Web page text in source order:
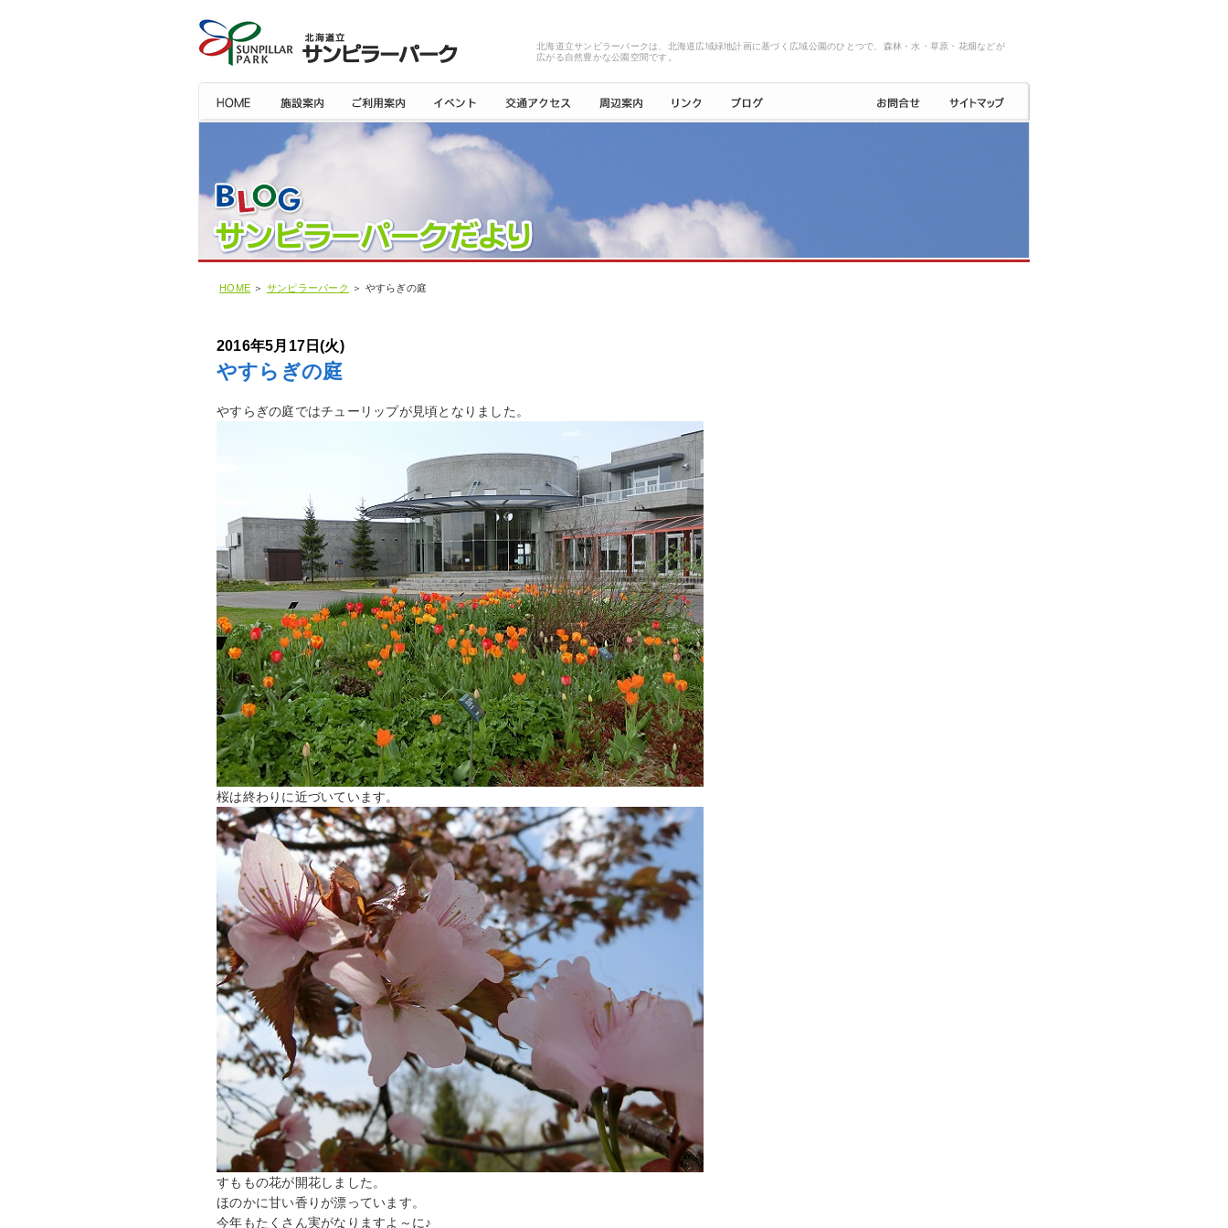
北海道立サンピラーパークは、北海道広域緑地計画に基づく広域公園のひとつで、森林・水・草原・花畑などが
広がる自然豊かな公園空間です。
HOME ＞ サンピラーパーク ＞ やすらぎの庭
2016年5月17日(火)
やすらぎの庭
やすらぎの庭ではチューリップが見頃となりました。
桜は終わりに近づいています。
すももの花が開花しました。
ほのかに甘い香りが漂っています。
今年もたくさん実がなりますよ～に♪